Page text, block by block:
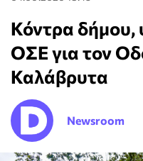
Κόντρα δήμου,
ΟΣΕ για τον
Καλάβρυτα
Newsroom